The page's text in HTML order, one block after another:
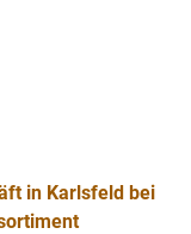
in Karlsfeld bei